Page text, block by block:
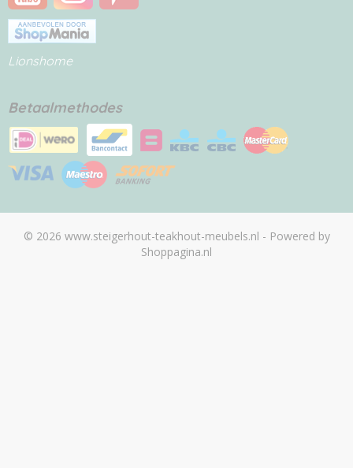
Lionshome
Betaalmethodes
© 2026 www.steigerhout-teakhout-meubels.nl - Powered by
Shoppagina.nl